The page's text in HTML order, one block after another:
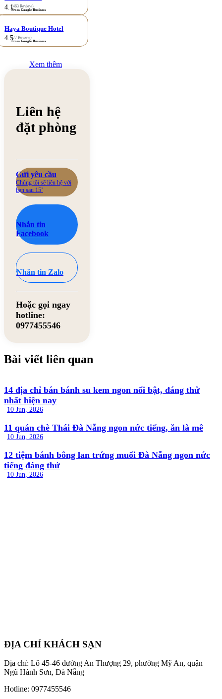
4.1(463 Review)
From Google Business
Haya Boutique Hotel
4.5(77 Review)
From Google Business
Xem thêm
Liên hệ
đặt phòng
Gửi yêu cầu
Chúng tôi sẽ liên hệ với
bạn sau 15’
Nhắn tin
Facebook
Nhắn tin Zalo
Hoặc gọi ngay
hotline:
0977455546
Bài viết liên quan
14 địa chỉ bán bánh su kem ngon nổi bật, đáng thử
nhất hiện nay
10 Jun, 2026
11 quán chè Thái Đà Nẵng ngon nức tiếng, ăn là mê
10 Jun, 2026
12 tiệm bánh bông lan trứng muối Đà Nẵng ngon nức
tiếng đáng thử
10 Jun, 2026
ĐỊA CHỈ KHÁCH SẠN
Địa chỉ: Lô 45-46 đường An Thượng 29, phường Mỹ An, quận
Ngũ Hành Sơn, Đà Nẵng
Hotline: 0977455546